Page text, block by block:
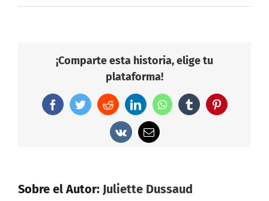
¡Comparte esta historia, elige tu
plataforma!
FacebookTwitterRedditLinkedInWhatsAppTumblr Pinterest
Vk
Correo
electrónico
Sobre el Autor: Juliette Dussaud